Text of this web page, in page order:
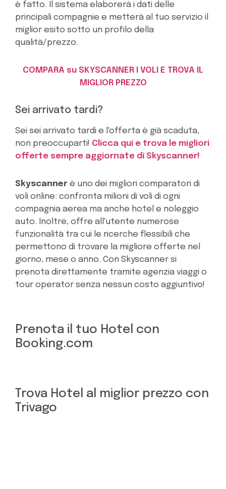
è fatto. Il sistema elaborerà i dati delle
principali compagnie e metterà al tuo servizio il
miglior esito sotto un profilo della
qualità/prezzo.
COMPARA su SKYSCANNER I VOLI E TROVA IL
MIGLIOR PREZZO
Sei arrivato tardi?
Sei sei arrivato tardi e l'offerta è già scaduta,
non preoccuparti! Clicca qui e trova le migliori
offerte sempre aggiornate di Skyscanner!
Skyscanner è uno dei migliori comparatori di
voli online: confronta milioni di voli di ogni
compagnia aerea ma anche hotel e noleggio
auto. Inoltre, offre all'utente numerose
funzionalità tra cui le ricerche flessibili che
permettono di trovare la migliore offerte nel
giorno, mese o anno. Con Skyscanner si
prenota direttamente tramite agenzia viaggi o
tour operator senza nessun costo aggiuntivo!
Prenota il tuo Hotel con
Booking.com
Trova Hotel al miglior prezzo con
Trivago